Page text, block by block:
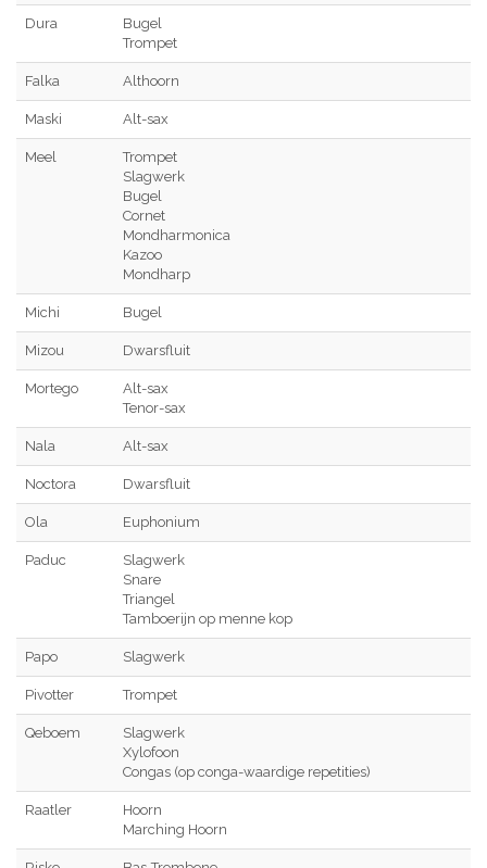
Dura
Bugel
Trompet
Falka Althoorn
Maski Alt-sax
Meel
Trompet
Slagwerk
Bugel
Cornet
Mondharmonica
Kazoo
Mondharp
Michi Bugel
Mizou Dwarsfluit
Mortego
Alt-sax
Tenor-sax
Nala Alt-sax
Noctora Dwarsfluit
Ola Euphonium
Paduc
Slagwerk
Snare
Triangel
Tamboerijn op menne kop
Papo Slagwerk
Pivotter Trompet
Qeboem
Slagwerk
Xylofoon
Congas (op conga-waardige repetities)
Raatler
Hoorn
Marching Hoorn